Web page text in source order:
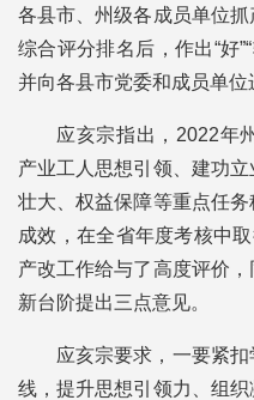
各县市、州级各成员单位
综合评分排名后，作出“好”“
并向各县市党委和成员单位
应亥宗指出，2022年
产业工人思想引领、建功
壮大、权益保障等重点任
成效，在全省年度考核中
产改工作给与了高度评价
新台阶提出三点意见。
应亥宗要求，一要紧
线，提升思想引领力、组